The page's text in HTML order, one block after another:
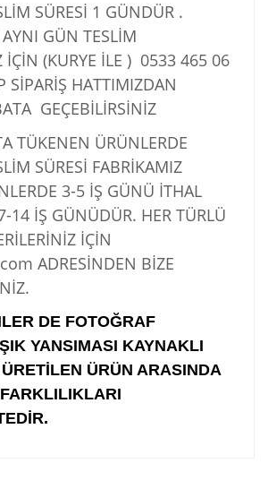
SÜRESİ 1 GÜNDÜR .
GÜN TESLİM
İÇİN (KURYE İLE ) 0533 465 06
SİPARİŞ HATTIMIZDAN
GEÇEBİLİRSİNİZ
ÜRÜNLERDE
SÜRESİ FABRİKAMIZ
3-5 İŞ GÜNÜ İTHAL
14 İŞ GÜNÜDÜR. HER TÜRLÜ
İÇİN
ADRESİNDEN BİZE
DE FOTOĞRAF
YANSIMASI KAYNAKLI
ÜRÜN ARASINDA